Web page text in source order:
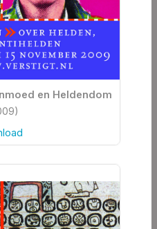
en Heldendom